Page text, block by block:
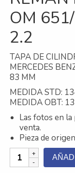
Contacto
Nosotros
Galeria
OM
2.2
TAPA DE
MERCEDES
83 MM
MEDIDA STD:
MEDIDA OBT:
Las fotos en
venta.
Pieza de
TAPA
DE